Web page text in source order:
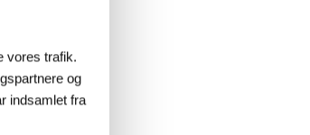
vores trafik.
og
indsamlet fra